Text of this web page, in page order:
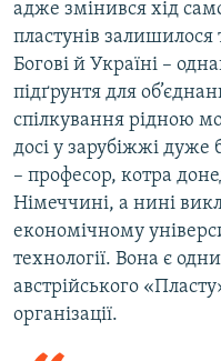
адже змінився хід
пластунів
Богові й Україні –
підґрунтя для
спілкування рідною
досі у зарубіжжі дуже
– професор, котра
Німеччині, а нині
економічному
технології. Вона є
австрійського
організації.